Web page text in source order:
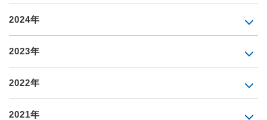
2024年
2023年
2022年
2021年